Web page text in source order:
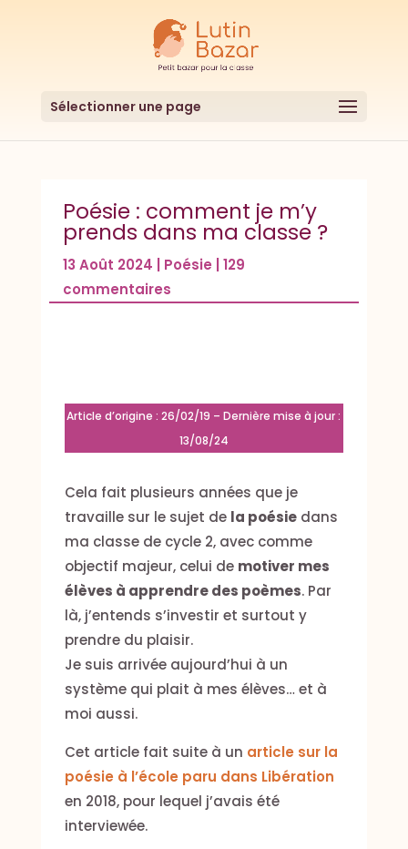
Sélectionner une page
Poésie : comment je m’y
prends dans ma classe ?
13 Août 2024 Poésie
129
commentaires
Article d’origine : 26/02/19 – Dernière mise à jour :
13/08/24
Cela fait plusieurs années que je
travaille sur le sujet de la poésiedans
ma classe de cycle 2, avec comme
objectif majeur, celui de motiver mes
élèves à apprendre des poèmes. Par
là, j’entends s’investir et surtout y
prendre du plaisir.
Je suis arrivée aujourd’hui à un
système qui plait à mes élèves… et à
moi aussi.
Cet article fait suite à un article sur la
poésie à l’école paru dans Libération
en 2018, pour lequel j’avais été
interviewée.